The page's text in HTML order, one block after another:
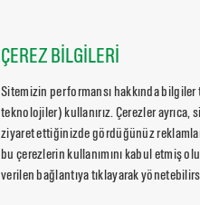
ÇEREZ BİLGİLERİ
Sitemizin performansı hakkında bilgiler
teknolojiler) kullanırız. Çerezler
ziyaret ettiğinizde gördüğünüz
bu çerezlerin kullanımını kabul etmiş
verilen bağlantıya tıklayarak